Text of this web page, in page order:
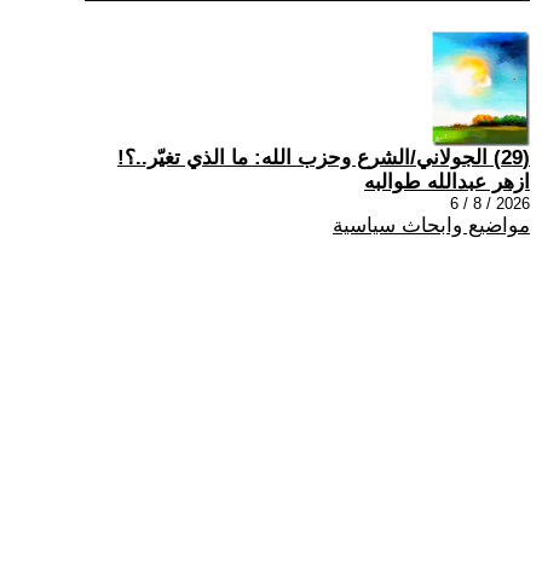
(29) الجولاني/الشرع وحزب الله: ما الذي تغيّر..؟!
ازهر عبدالله طوالبه
2026 / 8 / 6
مواضيع وابحاث سياسية